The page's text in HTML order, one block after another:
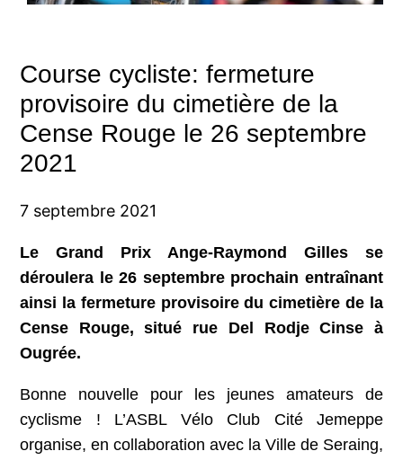
Course cycliste: fermeture
provisoire du cimetière de la
Cense Rouge le 26 septembre
2021
7 septembre 2021
Le Grand Prix Ange-Raymond Gilles se
déroulera le 26 septembre prochain entraînant
ainsi la fermeture provisoire du cimetière de la
Cense Rouge, situé rue Del Rodje Cinse à
Ougrée.
Bonne nouvelle pour les jeunes amateurs de
cyclisme ! L’ASBL Vélo Club Cité Jemeppe
organise, en collaboration avec la Ville de Seraing,